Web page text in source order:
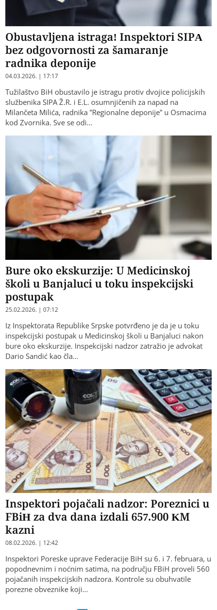
Obustavljena istraga! Inspektori SIPA
bez odgovornosti za šamaranje
radnika deponije
04.03.2026. | 17:17
Tužilaštvo BiH obustavilo je istragu protiv dvojice policijskih
službenika SIPA Ž.R. i E.L. osumnjičenih za napad na
Milančeta Milića, radnika ”Regionalne deponije” u Osmacima
kod Zvornika. Sve se odi…
Bure oko ekskurzije: U Medicinskoj
školi u Banjaluci u toku inspekcijski
postupak
25.02.2026. | 07:12
Iz Inspektorata Republike Srpske potvrđeno je da je u toku
inspekcijski postupak u Medicinskoj školi u Banjaluci nakon
bure oko ekskurzije. Inspekcijski nadzor zatražio je advokat
Dario Sandić kao čla…
Inspektori pojačali nadzor: Poreznici u
FBiH za dva dana izdali 657.900 KM
kazni
08.02.2026. | 12:42
Inspektori Poreske uprave Federacije BiH su 6. i 7. februara, u
popodnevnim i noćnim satima, na području FBiH proveli 560
pojačanih inspekcijskih nadzora. Kontrole su obuhvatile
porezne obveznike koji…